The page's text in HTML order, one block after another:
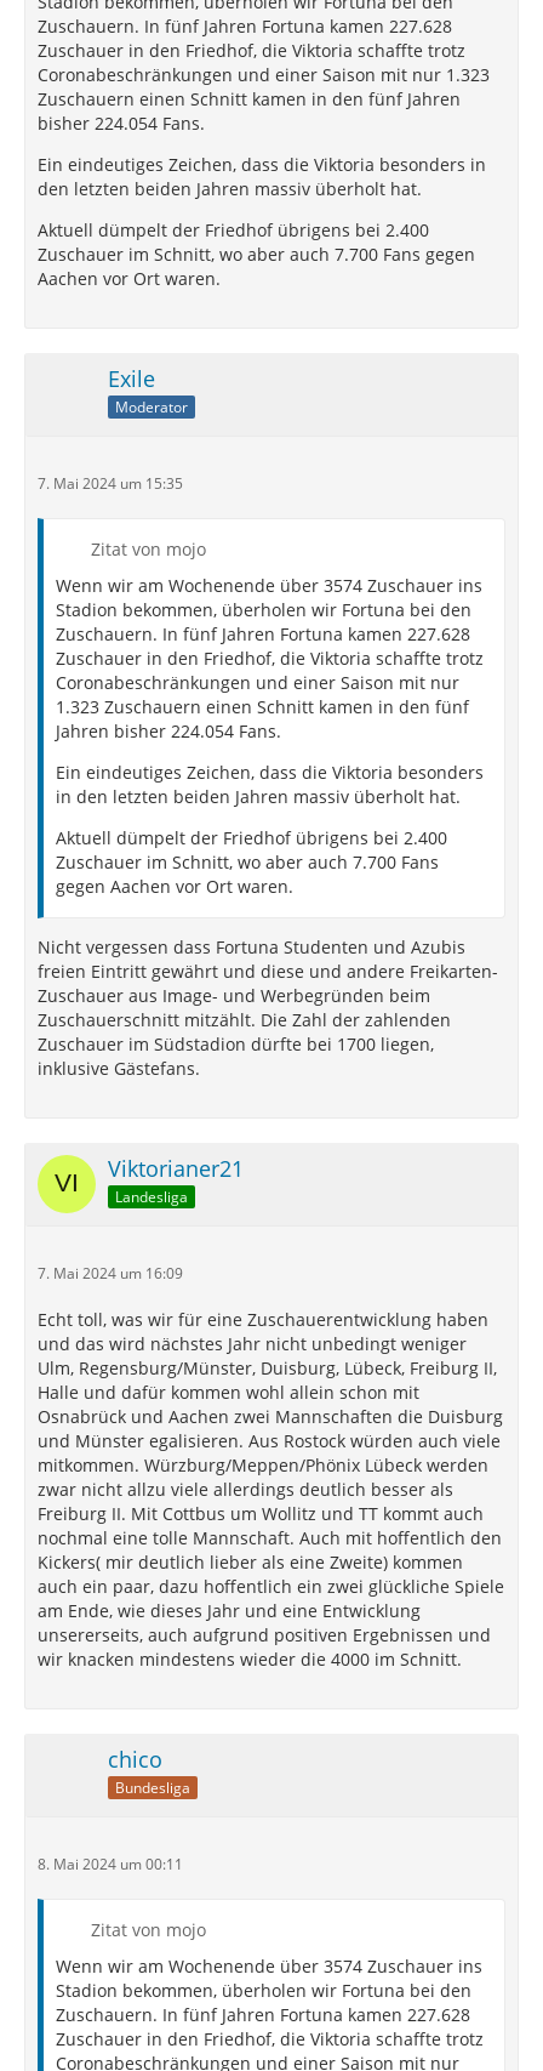
Zuschauern. In fünf Jahren Fortuna kamen 227.628
Zuschauer in den Friedhof, die Viktoria schaffte trotz
Coronabeschränkungen und einer Saison mit nur 1.323
Zuschauern einen Schnitt kamen in den fünf Jahren
bisher 224.054 Fans.
Ein eindeutiges Zeichen, dass die Viktoria besonders in
den letzten beiden Jahren massiv überholt hat.
Aktuell dümpelt der Friedhof übrigens bei 2.400
Zuschauer im Schnitt, wo aber auch 7.700 Fans gegen
Aachen vor Ort waren.
Exile
Moderator
7. Mai 2024 um 15:35
Zitat von mojo
Wenn wir am Wochenende über 3574 Zuschauer ins
Stadion bekommen, überholen wir Fortuna bei den
Zuschauern. In fünf Jahren Fortuna kamen 227.628
Zuschauer in den Friedhof, die Viktoria schaffte trotz
Coronabeschränkungen und einer Saison mit nur
1.323 Zuschauern einen Schnitt kamen in den fünf
Jahren bisher 224.054 Fans.
Ein eindeutiges Zeichen, dass die Viktoria besonders
in den letzten beiden Jahren massiv überholt hat.
Aktuell dümpelt der Friedhof übrigens bei 2.400
Zuschauer im Schnitt, wo aber auch 7.700 Fans
gegen Aachen vor Ort waren.
Nicht vergessen dass Fortuna Studenten und Azubis
freien Eintritt gewährt und diese und andere Freikarten-
Zuschauer aus Image- und Werbegründen beim
Zuschauerschnitt mitzählt. Die Zahl der zahlenden
Zuschauer im Südstadion dürfte bei 1700 liegen,
inklusive Gästefans.
Viktorianer21
Landesliga
7. Mai 2024 um 16:09
Echt toll, was wir für eine Zuschauerentwicklung haben
und das wird nächstes Jahr nicht unbedingt weniger
Ulm, Regensburg/Münster, Duisburg, Lübeck, Freiburg II,
Halle und dafür kommen wohl allein schon mit
Osnabrück und Aachen zwei Mannschaften die Duisburg
und Münster egalisieren. Aus Rostock würden auch viele
mitkommen. Würzburg/Meppen/Phönix Lübeck werden
zwar nicht allzu viele allerdings deutlich besser als
Freiburg II. Mit Cottbus um Wollitz und TT kommt auch
nochmal eine tolle Mannschaft. Auch mit hoffentlich den
Kickers( mir deutlich lieber als eine Zweite) kommen
auch ein paar, dazu hoffentlich ein zwei glückliche Spiele
am Ende, wie dieses Jahr und eine Entwicklung
unsererseits, auch aufgrund positiven Ergebnissen und
wir knacken mindestens wieder die 4000 im Schnitt.
chico
Bundesliga
8. Mai 2024 um 00:11
Zitat von mojo
Wenn wir am Wochenende über 3574 Zuschauer ins
Stadion bekommen, überholen wir Fortuna bei den
Zuschauern. In fünf Jahren Fortuna kamen 227.628
Zuschauer in den Friedhof, die Viktoria schaffte trotz
Coronabeschränkungen und einer Saison mit nur